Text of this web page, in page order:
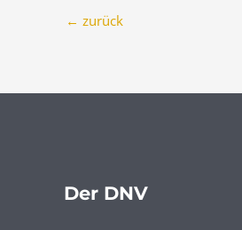
← zurück
Der DNV